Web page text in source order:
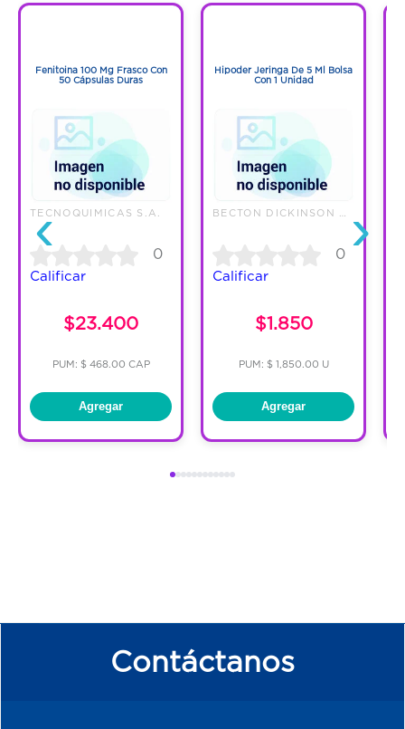
Código:1278888
‹
Fenitoina 100 Mg Frasco Con
50 Cápsulas Duras
TECNOQUIMICAS S.A.
0
Calificar
$23.400
PUM: $ 468.00 CAP
Agregar
Hipoder Jeringa De 5 Ml Bolsa
Con 1 Unidad
0
Calificar
$1.850
PUM: $ 1,850.00 U
Agregar
›
Contáctanos